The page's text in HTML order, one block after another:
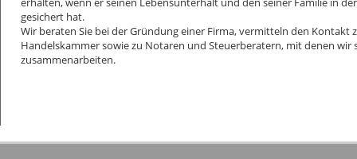
gesichert hat.
Wir beraten Sie bei der Gründung einer Firma, vermitteln den Kontakt
Handelskammer sowie zu Notaren und Steuerberatern, mit denen wir
zusammenarbeiten.